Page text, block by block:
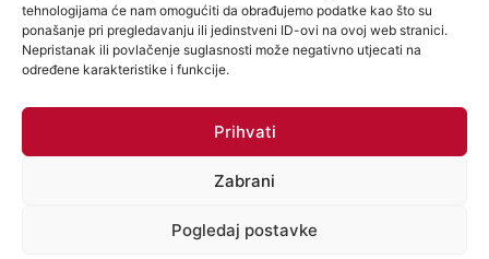
tehnologijama će nam omogućiti da obrađujemo podatke kao što su
ponašanje pri pregledavanju ili jedinstveni ID-ovi na ovoj web stranici.
Nepristanak ili povlačenje suglasnosti može negativno utjecati na
određene karakteristike i funkcije.
Prihvati
Zabrani
Pogledaj postavke
Genetski testovi
Testiranje na spolne bolesti
Mikrobiom
Politika zaštite osobnih podataka
Politika Kolačića (EU)